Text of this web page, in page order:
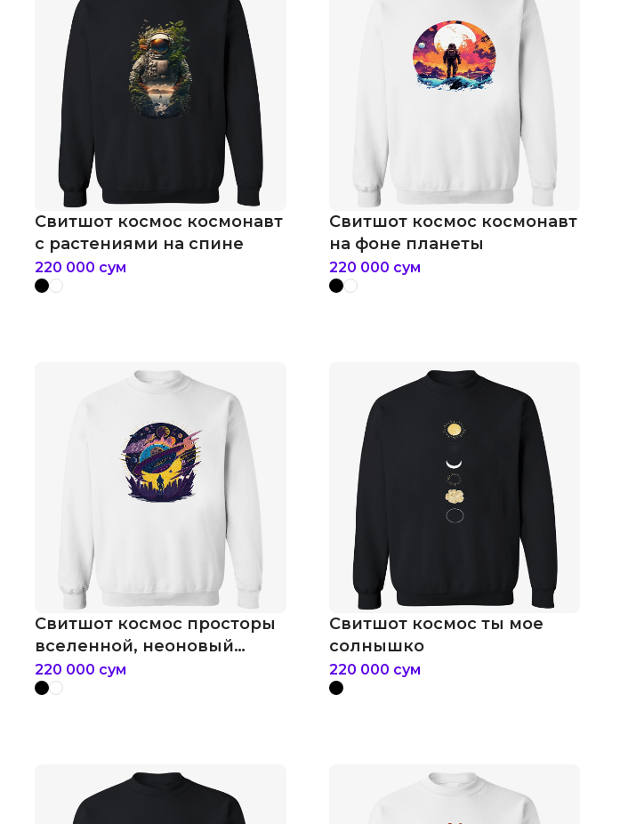
Свитшот космос космонавт
с растениями на спине
220 000 сум
Свитшот космос космонавт
на фоне планеты
220 000 сум
Свитшот космос просторы
вселенной, неоновый
пантон
220 000 сум
Свитшот космос ты мое
солнышко
220 000 сум